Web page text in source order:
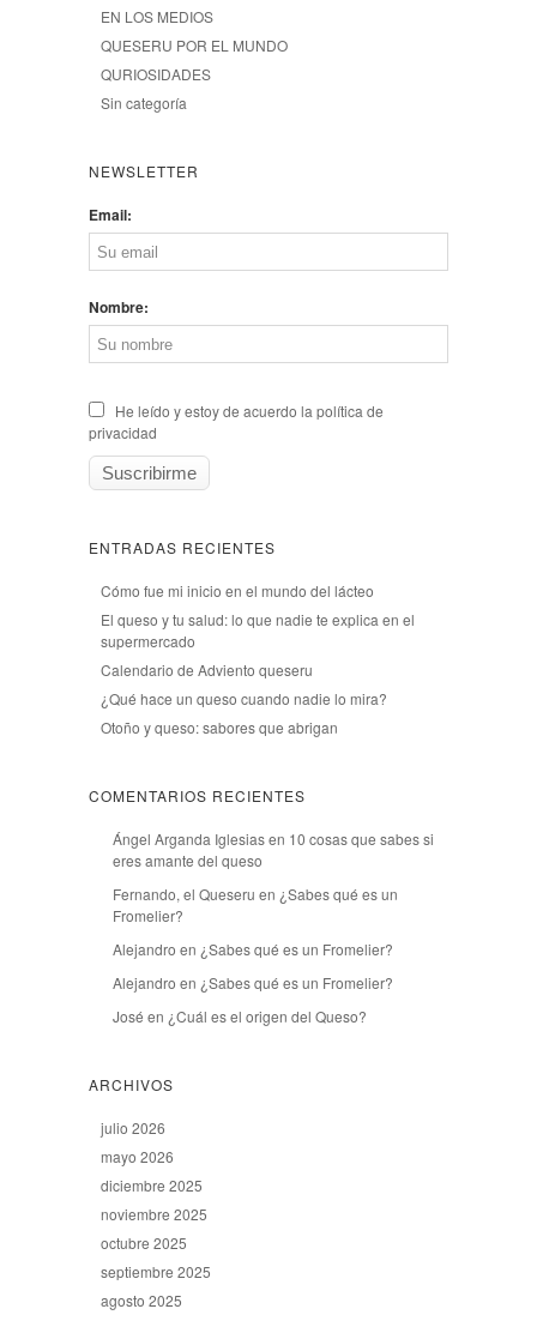
EN LOS MEDIOS
QUESERU POR EL MUNDO
QURIOSIDADES
Sin categoría
NEWSLETTER
Email:
Nombre:
He leído y estoy de acuerdo la política de
privacidad
ENTRADAS RECIENTES
Cómo fue mi inicio en el mundo del lácteo
El queso y tu salud: lo que nadie te explica en el
supermercado
Calendario de Adviento queseru
¿Qué hace un queso cuando nadie lo mira?
Otoño y queso: sabores que abrigan
COMENTARIOS RECIENTES
Ángel Arganda Iglesiasen 10 cosas que sabes si
eres amante del queso
Fernando, el Queseru en ¿Sabes qué es un
Fromelier?
Alejandro en ¿Sabes qué es un Fromelier?
Alejandro en ¿Sabes qué es un Fromelier?
José en ¿Cuál es el origen del Queso?
ARCHIVOS
julio 2026
mayo 2026
diciembre 2025
noviembre 2025
octubre 2025
septiembre 2025
agosto 2025